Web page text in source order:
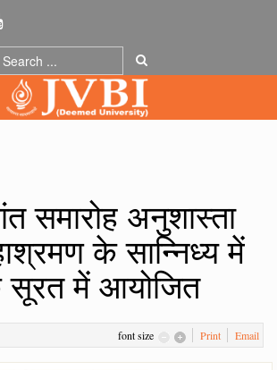
समारोह अनुशास्ता
के सान्निध्य में
सूरत में आयोजित
font size Print Email